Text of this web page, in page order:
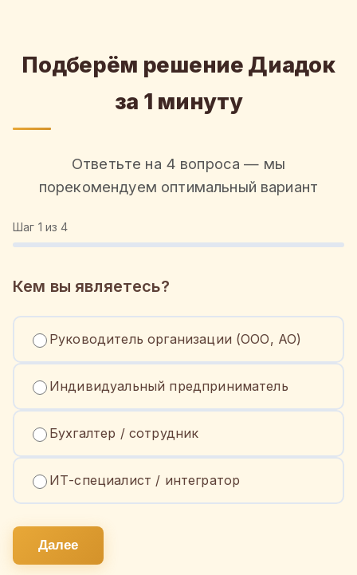
Подберём решение Диадок
за 1 минуту
Ответьте на 4 вопроса — мы
порекомендуем оптимальный вариант
Шаг 1 из 4
Кем вы являетесь?
Руководитель организации (ООО, АО)
Индивидуальный предприниматель
Бухгалтер / сотрудник
ИТ-специалист / интегратор
Далее